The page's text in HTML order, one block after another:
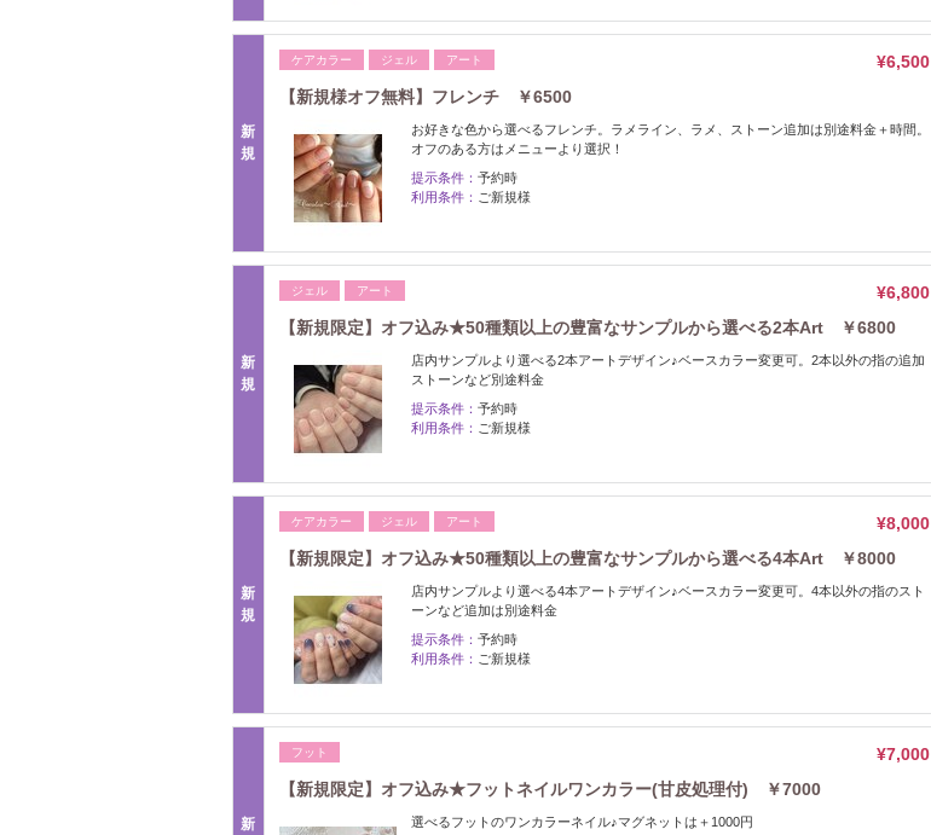
新
規
ケアカラー ジェル アート
¥6,500
【新規様オフ無料】フレンチ ￥6500
お好きな色から選べるフレンチ。ラメライン、ラメ、ストーン追加は別途料金＋時間。
オフのある方はメニューより選択！
提示条件： 予約時
利用条件： ご新規様
新
規
ジェル アート
¥6,800
【新規限定】オフ込み★50種類以上の豊富なサンプルから選べる2本Art ￥6800
店内サンプルより選べる2本アートデザイン♪ベースカラー変更可。2本以外の指の追加
ストーンなど別途料金
提示条件： 予約時
利用条件： ご新規様
新
規
ケアカラー ジェル アート
¥8,000
【新規限定】オフ込み★50種類以上の豊富なサンプルから選べる4本Art ￥8000
店内サンプルより選べる4本アートデザイン♪ベースカラー変更可。4本以外の指のスト
ーンなど追加は別途料金
提示条件： 予約時
利用条件： ご新規様
新
フット
¥7,000
【新規限定】オフ込み★フットネイルワンカラー(甘皮処理付) ￥7000
選べるフットのワンカラーネイル♪マグネットは＋1000円